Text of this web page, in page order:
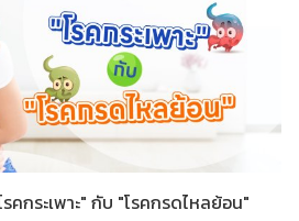
รคกระเพาะ" กับ "โรคกรดไหลย้อน"